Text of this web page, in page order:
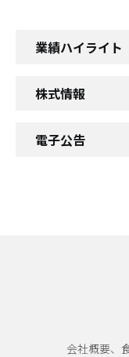
業績ハイライト
株式情報
電子公告
会社概要、